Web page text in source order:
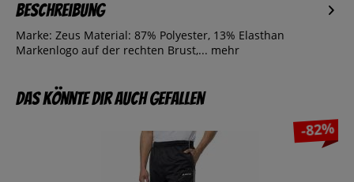
Beschreibung
Marke: Zeus Material: 87% Polyester, 13% Elasthan
Markenlogo auf der rechten Brust,... mehr
Das könnte dir auch gefallen
-82%